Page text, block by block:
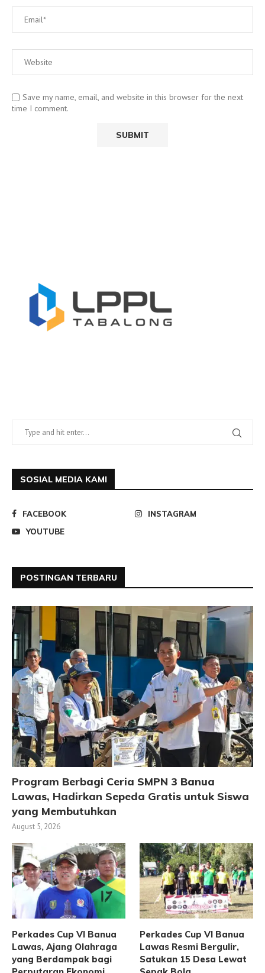
Save my name, email, and website in this browser for the next
time I comment.
SOSIAL MEDIA KAMI
FACEBOOK
INSTAGRAM
YOUTUBE
POSTINGAN TERBARU
Program Berbagi Ceria SMPN 3 Banua
Lawas, Hadirkan Sepeda Gratis untuk Siswa
yang Membutuhkan
August 5, 2026
Perkades Cup VI Banua
Lawas, Ajang Olahraga
yang Berdampak bagi
Perkades Cup VI Banua
Lawas Resmi Bergulir,
Satukan 15 Desa Lewat